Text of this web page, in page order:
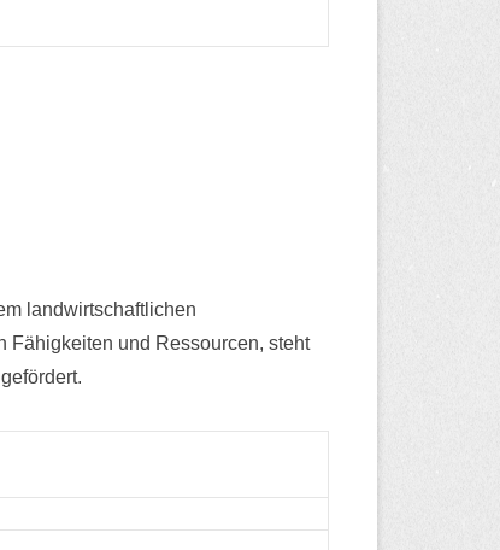
landwirtschaftlichen
Fähigkeiten und Ressourcen, steht